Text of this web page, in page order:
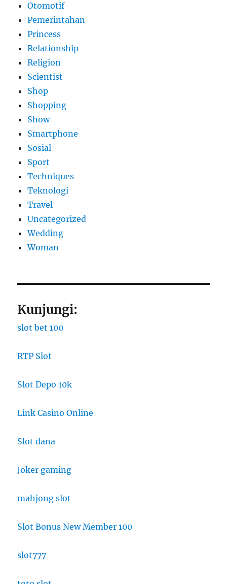
Otomotif
Pemerintahan
Princess
Relationship
Religion
Scientist
Shop
Shopping
Show
Smartphone
Sosial
Sport
Techniques
Teknologi
Travel
Uncategorized
Wedding
Woman
Kunjungi:
slot bet 100
RTP Slot
Slot Depo 10k
Link Casino Online
Slot dana
Joker gaming
mahjong slot
Slot Bonus New Member 100
slot777